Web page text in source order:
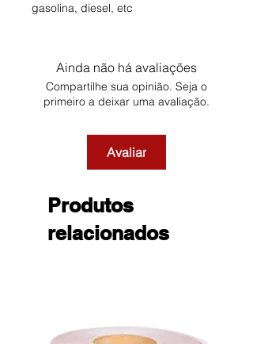
gasolina, diesel, etc
Ainda não há avaliações
Compartilhe sua opinião. Seja o
primeiro a deixar uma avaliação.
Avaliar
Produtos
relacionados